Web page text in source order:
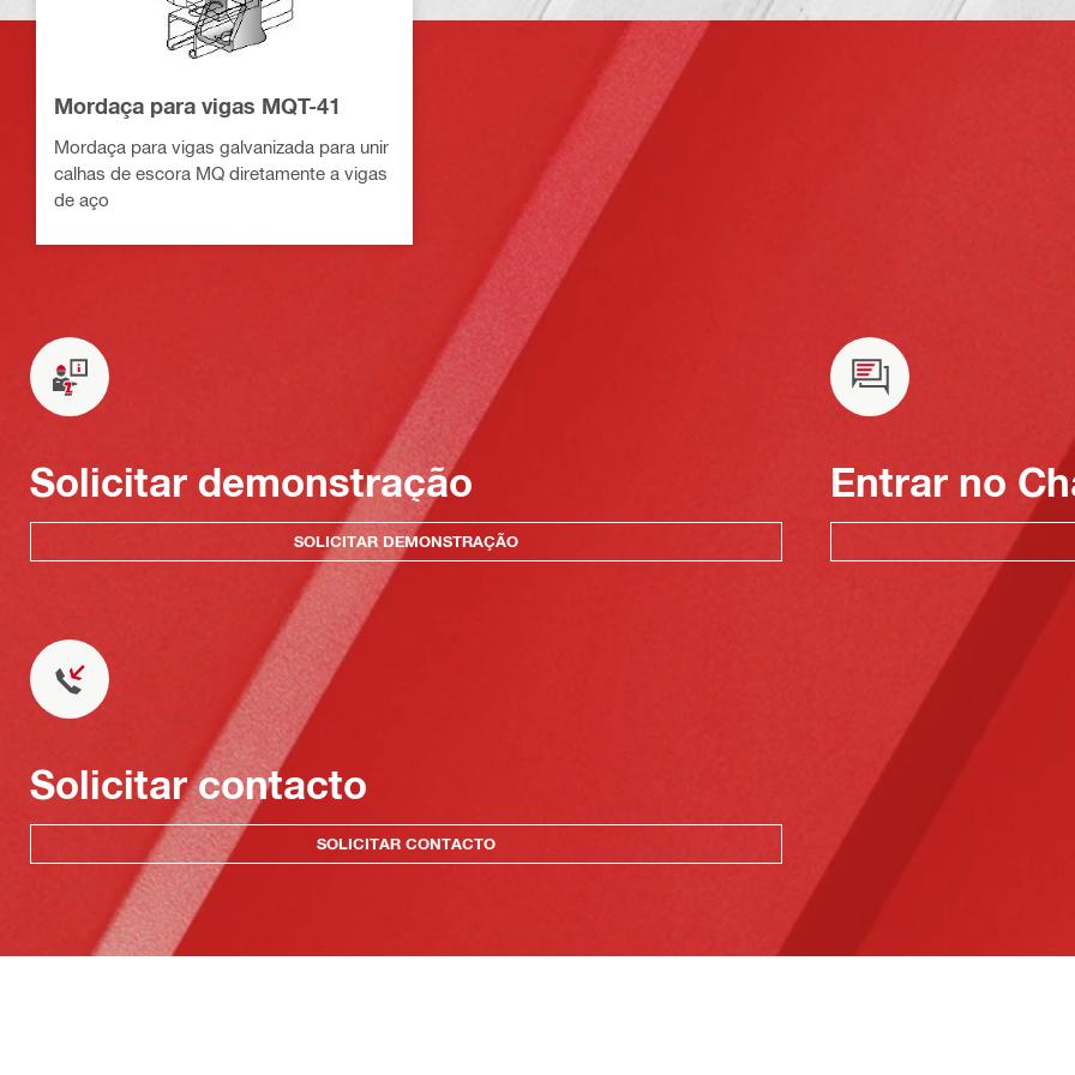
Mordaça para vigas MQT-41
Mordaça para vigas galvanizada para unir
calhas de escora MQ diretamente a vigas
de aço
Solicitar demonstração
SOLICITAR DEMONSTRAÇÃO
Entrar no
Solicitar contacto
SOLICITAR CONTACTO